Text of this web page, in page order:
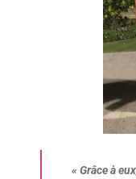
«Grâce à